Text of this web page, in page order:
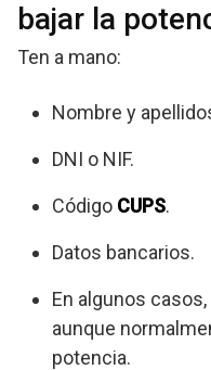
bajar la
Ten a mano:
Nombre y
DNI o NIF.
Código CUPS.
Datos bancarios.
En algunos casos,
aunque
potencia.